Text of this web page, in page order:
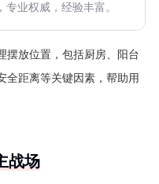
业权威，经验丰富。
摆放位置，包括厨房、阳台
全距离等关键因素，帮助用
战场